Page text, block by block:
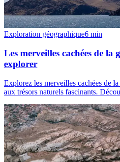
Exploration géographique6 min
Les merveilles cachées de la
explorer
Explorez les merveilles cachées de
aux trésors naturels fascinants.